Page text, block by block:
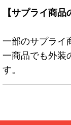
【サプライ商品
一部のサプライ
一商品でも外装
す。